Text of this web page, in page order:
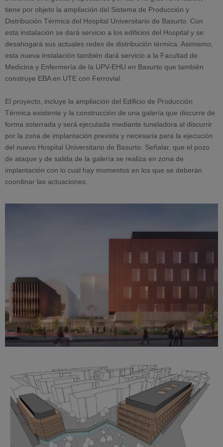
tiene por objeto la ampliación del Sistema de Producción y
Distribución Térmica del Hospital Universitario de Basurto. Con
esta instalación se dará servicio a los edificios del Hospital y se
desahogará sus actuales redes de distribución térmica. Asimismo,
esta nueva instalación también dará servicio a la Facultad de
Medicina y Enfermería de la UPV-EHU en Basurto que también
construye EBA en UTE con Ferrovial.
El proyecto, incluye la ampliación del Edificio de Producción
Térmica existente y la construcción de una galería que discurre de
forma soterrada y será ejecutada mediante tuneladora al discurrir
por la zona de implantación prevista y necesaria para la ejecución
del nuevo Hospital Universitario de Basurto. Señalar, que el pozo
de ataque y de salida de la galería se realiza en zona de
implantación con lo cual hay momentos en los que se deberán
coordinar las actuaciones.